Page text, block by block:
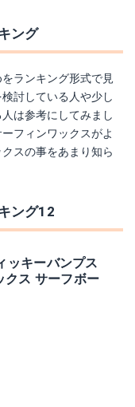
ング
ランキング形式で見
討している人や少し
は参考にしてみまし
フィンワックスがよ
スの事をあまり知ら
ング12
ッキーバンプス
クス サーフボー